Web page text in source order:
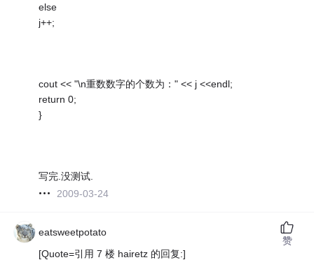
else
j++;
cout << "\n重数数字的个数为：" << j <<endl;
return 0;
}
写完.没测试.
2009-03-24
eatsweetpotato
[Quote=引用 7 楼 hairetz 的回复:]
赞